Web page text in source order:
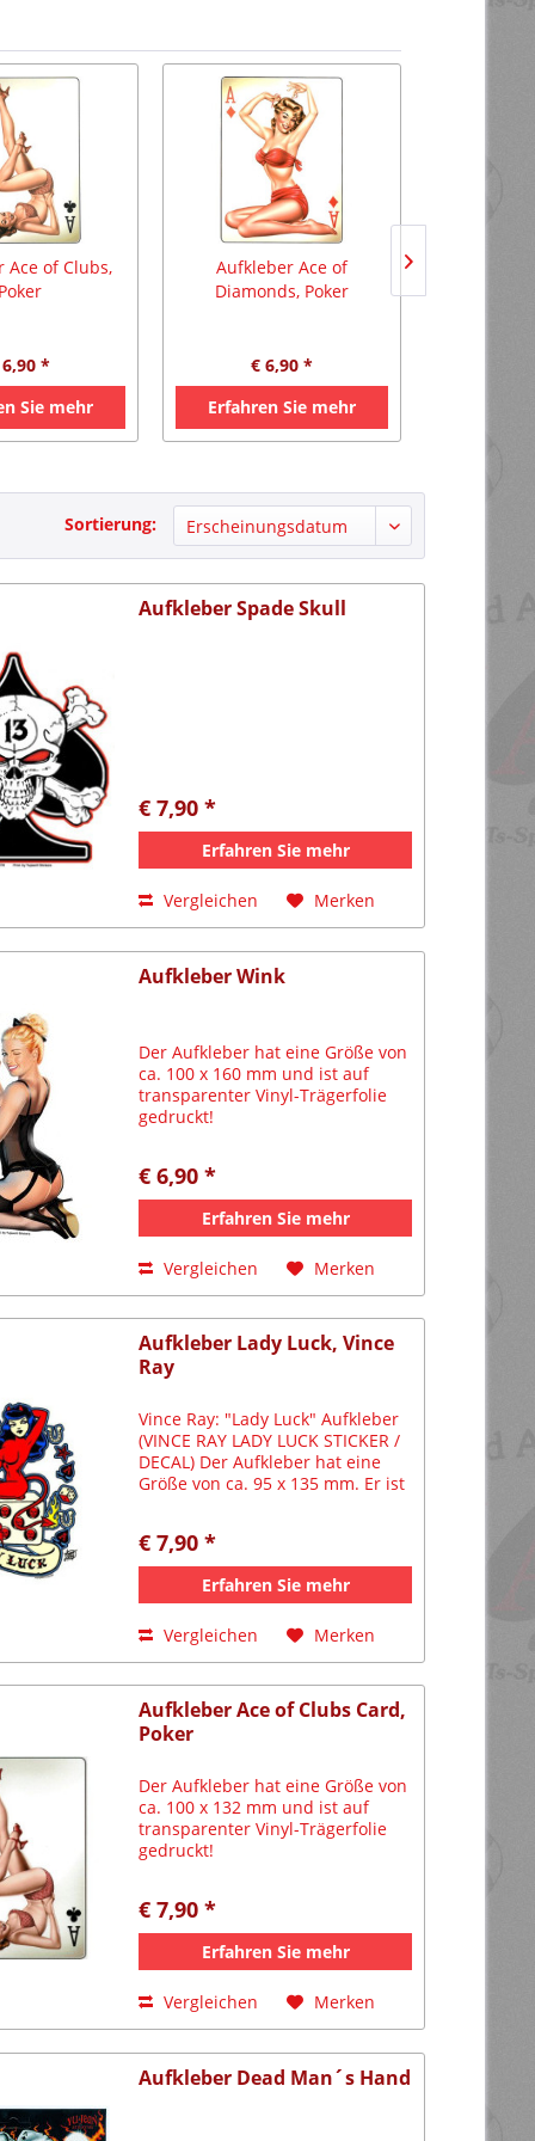
Ace of Clubs,
Poker
*
Sie mehr
Aufkleber Ace of
Diamonds, Poker
€ 6,90 *
Erfahren Sie mehr
Sortierung:
Aufkleber Spade Skull
€ 7,90 *
Erfahren Sie mehr
Vergleichen Merken
Aufkleber Wink
Der Aufkleber hat eine Größe von
ca. 100 x 160 mm und ist auf
transparenter Vinyl-Trägerfolie
gedruckt!
€ 6,90 *
Erfahren Sie mehr
Vergleichen Merken
Aufkleber Lady Luck, Vince
Ray
Vince Ray: "Lady Luck" Aufkleber
(VINCE RAY LADY LUCK STICKER /
DECAL) Der Aufkleber hat eine
Größe von ca. 95 x 135 mm. Er ist
Copyright: Vince Ray 2008
€ 7,90 *
Erfahren Sie mehr
Vergleichen Merken
Aufkleber Ace of Clubs Card,
Poker
Der Aufkleber hat eine Größe von
ca. 100 x 132 mm und ist auf
transparenter Vinyl-Trägerfolie
gedruckt!
€ 7,90 *
Erfahren Sie mehr
Vergleichen Merken
Aufkleber Dead Man´s Hand